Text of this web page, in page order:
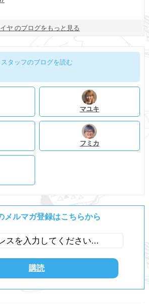
ヤ のブログをもっと見る
スタッフのブログを読む
マユキ
フミカ
メルマガ登録はこちらから